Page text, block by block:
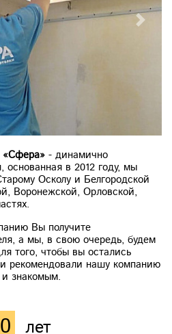
Next
«Сфера» - динамично
в 2012 году, мы
Осколу и Белгородской
Воронежской, Орловской,
Вы получите
а мы, в свою очередь, будем
того, чтобы вы остались
рекомендовали нашу компанию
знакомым.
лет